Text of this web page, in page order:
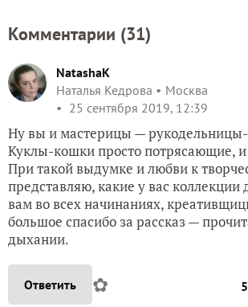
Комментарии (31)
NatashaK
Наталья Кедрова
Москва
25 сентября 2019, 12:39
Ну вы и мастерицы —
Куклы-кошки просто потрясающие,
При такой выдумке и любви к
представляю, какие у вас
вам во всех начинаниях,
большое спасибо за рассказ —
дыхании.
Ответить ✿ 5